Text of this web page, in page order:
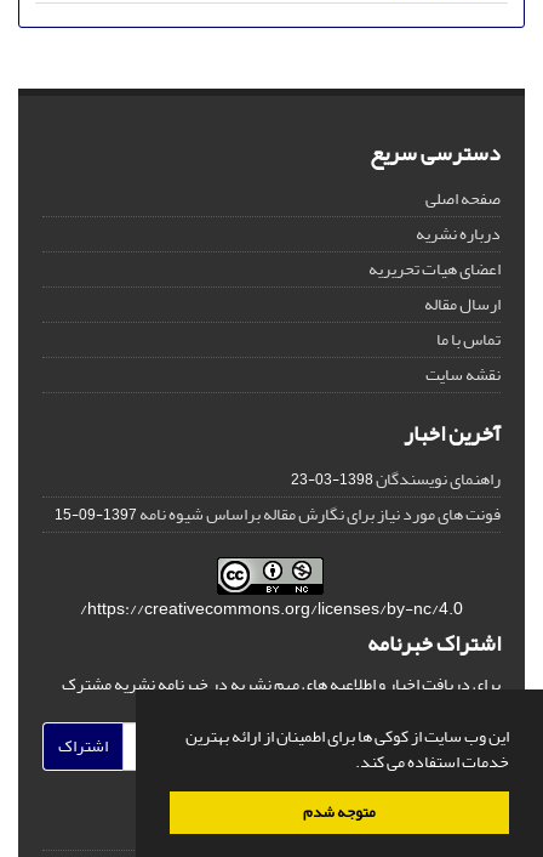
این وب سایت از کوکی ها برای اطمینان از ارائه بهترین
خدمات استفاده می کند.
متوجه شدم
دسترسی سریع
صفحه اصلی
درباره نشریه
اعضای هیات تحریریه
ارسال مقاله
تماس با ما
نقشه سایت
آخرین اخبار
راهنمای نویسندگان1398-03-23
فونت های مورد نیاز برای نگارش مقاله براساس شیوه نامه1397-09-15
https://creativecommons.org/licenses/by-nc/4.0/
اشتراک خبرنامه
برای دریافت اخبار و اطلاعیه های مهم نشریه در خبرنامه نشریه مشترک
اشتراک